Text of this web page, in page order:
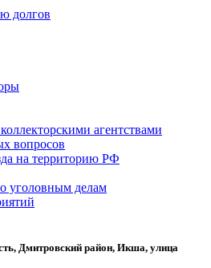
долгов
агентствами
вопросов
на территорию РФ
уголовным делам
Дмитровский район, Икша, улица